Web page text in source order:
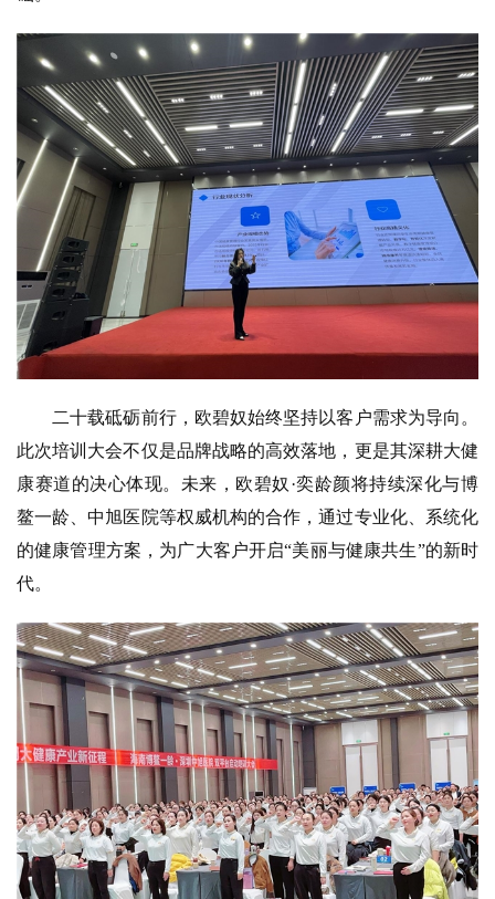
二十载砥砺前行，欧碧奴始终坚持以客户需求为导向。
此次培训大会不仅是品牌战略的高效落地，更是其深耕大健
康赛道的决心体现。未来，欧碧奴·奕龄颜将持续深化与博
鳌一龄、中旭医院等权威机构的合作，通过专业化、系统化
的健康管理方案，为广大客户开启“美丽与健康共生”的新时
代。